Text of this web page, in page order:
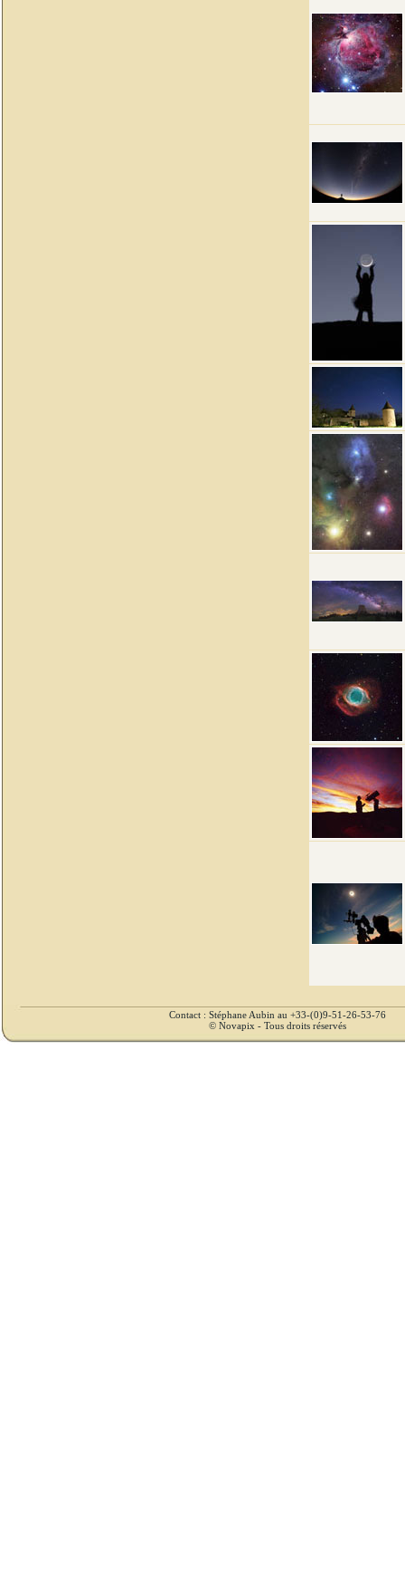
Contact : Stéphane Aubin au +33-(0)9-51-26-53-76
© Novapix - Tous droits réservés